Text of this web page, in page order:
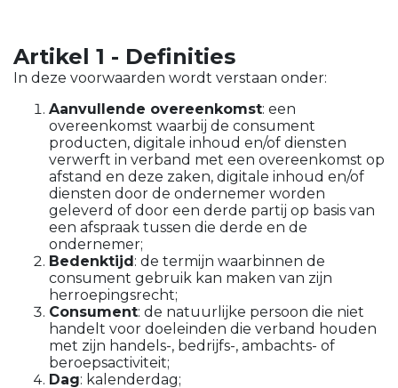
Artikel 1 - Definities
In deze voorwaarden wordt verstaan onder:
Aanvullende overeenkomst: een
overeenkomst waarbij de consument
producten, digitale inhoud en/of diensten
verwerft in verband met een overeenkomst op
afstand en deze zaken, digitale inhoud en/of
diensten door de ondernemer worden
geleverd of door een derde partij op basis van
een afspraak tussen die derde en de
ondernemer;
Bedenktijd: de termijn waarbinnen de
consument gebruik kan maken van zijn
herroepingsrecht;
Consument: de natuurlijke persoon die niet
handelt voor doeleinden die verband houden
met zijn handels-, bedrijfs-, ambachts- of
beroepsactiviteit;
Dag: kalenderdag;